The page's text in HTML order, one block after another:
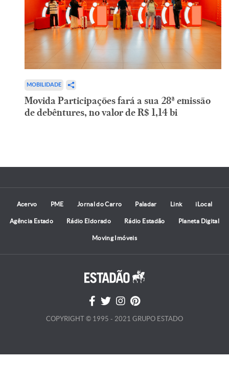
MOBILIDADE
Movida Participações fará a sua 28ª emissão
de debêntures, no valor de R$ 1,14 bi
Acervo PME Jornal do Carro Paladar Link iLocal
Agência Estado Rádio Eldorado Rádio Estadão Planeta Digital
Moving Imóveis
COPYRIGHT © 1995 - 2021 GRUPO ESTADO